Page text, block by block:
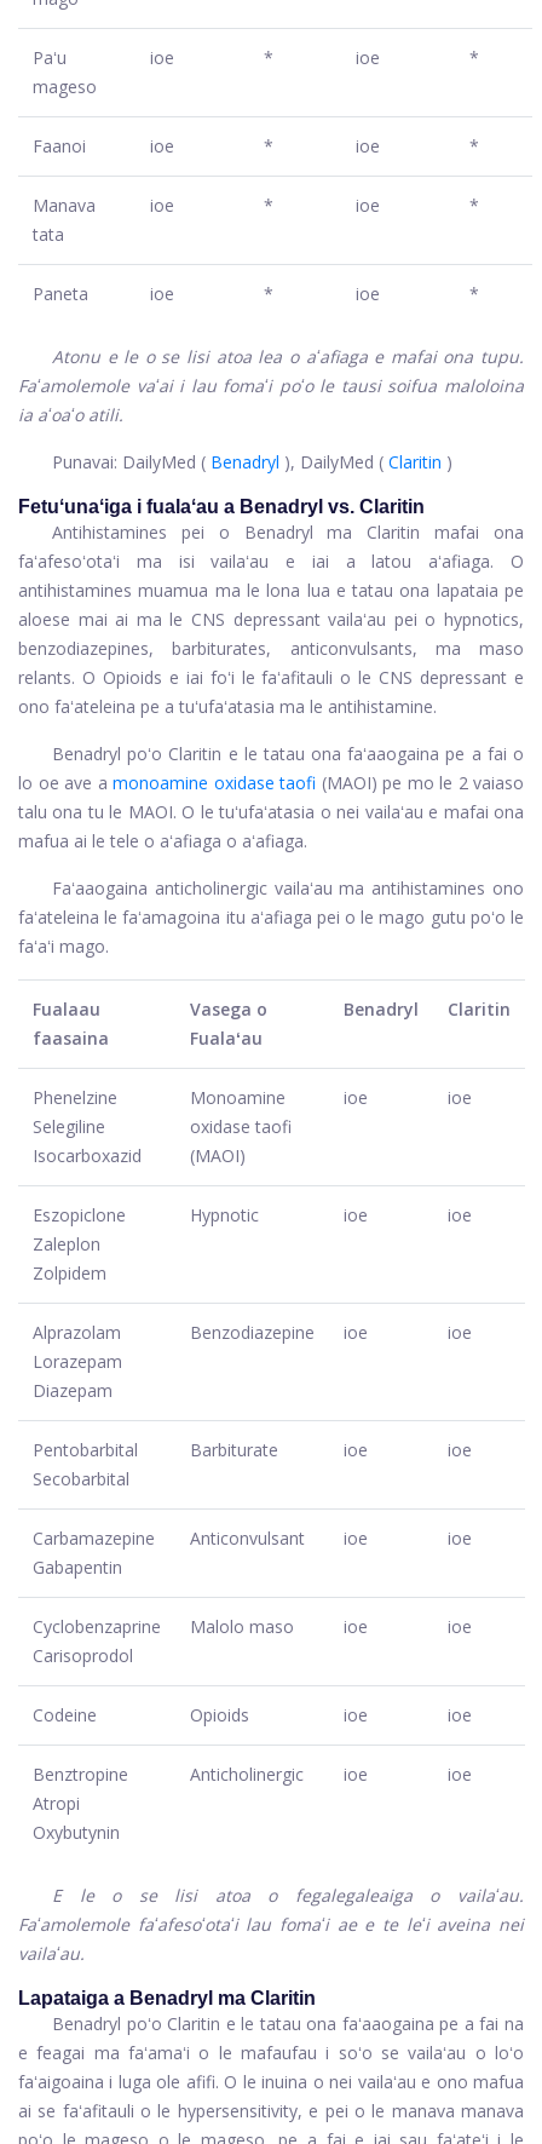
Paʻu
mageso
ioe * ioe *
Faanoi ioe * ioe *
Manava
tata
ioe * ioe *
Paneta ioe * ioe *
Atonu e le o se lisi atoa lea o aʻafiaga e mafai ona tupu.
Faʻamolemole vaʻai i lau fomaʻi poʻo le tausi soifua maloloina
ia aʻoaʻo atili.
Punavai: DailyMed ( Benadryl ), DailyMed ( Claritin )
Fetuʻunaʻiga i fualaʻau a Benadryl vs. Claritin
Antihistamines pei o Benadryl ma Claritin mafai ona
faʻafesoʻotaʻi ma isi vailaʻau e iai a latou aʻafiaga. O
antihistamines muamua ma le lona lua e tatau ona lapataia pe
aloese mai ai ma le CNS depressant vailaʻau pei o hypnotics,
benzodiazepines, barbiturates, anticonvulsants, ma maso
relants. O Opioids e iai foʻi le faʻafitauli o le CNS depressant e
ono faʻateleina pe a tuʻufaʻatasia ma le antihistamine.
Benadryl poʻo Claritin e le tatau ona faʻaaogaina pe a fai o
lo oe ave a monoamine oxidase taofi (MAOI) pe mo le 2 vaiaso
talu ona tu le MAOI. O le tuʻufaʻatasia o nei vailaʻau e mafai ona
mafua ai le tele o aʻafiaga o aʻafiaga.
Faʻaaogaina anticholinergic vailaʻau ma antihistamines ono
faʻateleina le faʻamagoina itu aʻafiaga pei o le mago gutu poʻo le
faʻaʻi mago.
Fualaau
faasaina
Vasega o
Fualaʻau
Benadryl Claritin
Phenelzine
Selegiline
Isocarboxazid
Monoamine
oxidase taofi
(MAOI)
ioe ioe
Eszopiclone
Zaleplon
Zolpidem
Hypnotic ioe ioe
Alprazolam
Lorazepam
Diazepam
Benzodiazepine ioe ioe
Pentobarbital
Secobarbital
Barbiturate ioe ioe
Carbamazepine
Gabapentin
Anticonvulsant ioe ioe
Cyclobenzaprine
Carisoprodol
Malolo maso ioe ioe
Codeine Opioids ioe ioe
Benztropine
Atropi
Oxybutynin
Anticholinergic ioe ioe
E le o se lisi atoa o fegalegaleaiga o vailaʻau.
Faʻamolemole faʻafesoʻotaʻi lau fomaʻi ae e te leʻi aveina nei
vailaʻau.
Lapataiga a Benadryl ma Claritin
Benadryl poʻo Claritin e le tatau ona faʻaaogaina pe a fai na
e feagai ma faʻamaʻi o le mafaufau i soʻo se vailaʻau o loʻo
faʻaigoaina i luga ole afifi. O le inuina o nei vailaʻau e ono mafua
ai se faʻafitauli o le hypersensitivity, e pei o le manava manava